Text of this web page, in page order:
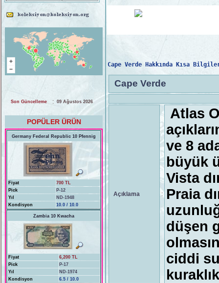
Son Güncelleme : 09 Ağustos 2026
POPÜLER ÜRÜN
Germany Federal Republic 10 Pfennig
Fiyat
700 TL
Pick
P-12
Yıl
ND-1948
Kondisyon
10.0 / 10.0
Zambia 10 Kwacha
Fiyat
6,200 TL
Pick
P-17
Yıl
ND-1974
Kondisyon
6.5 / 10.0
Cape Verde Hakkında Kısa
Cape Verde
Açıklama :
Atlas
ve 8
büyük
Vista
Praia
düşen
ciddi